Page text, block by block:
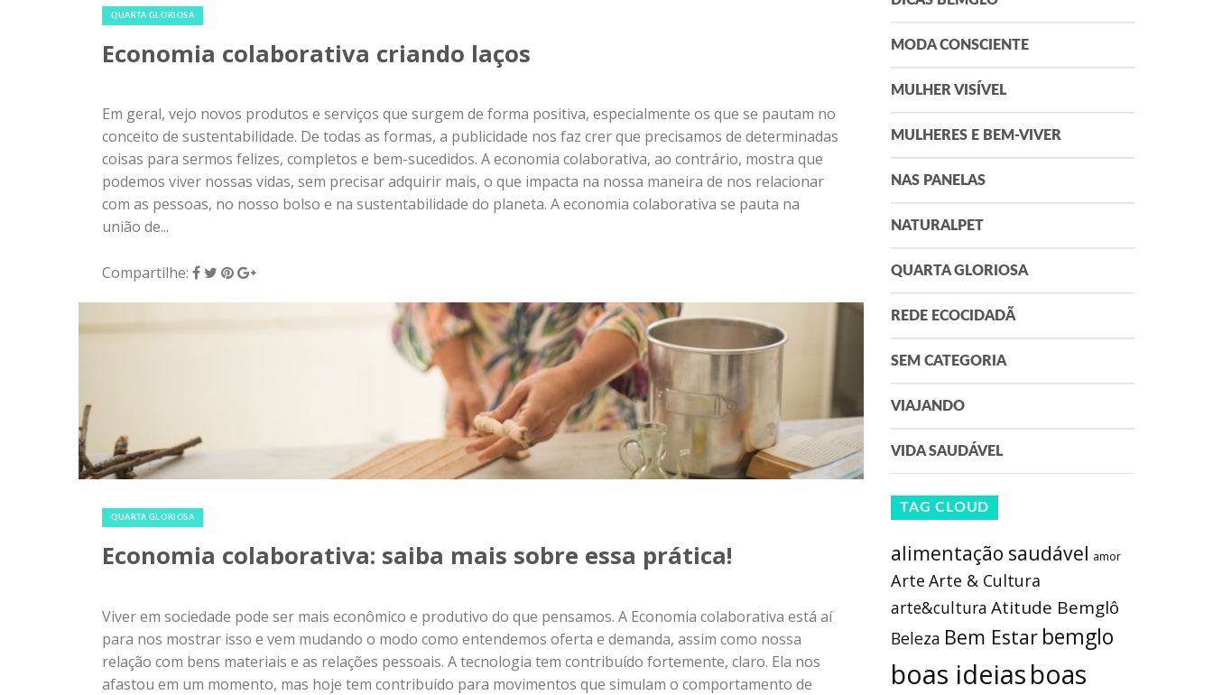
QUARTA GLORIOSA
Economia colaborativa criando laços
Em geral, vejo novos produtos e serviços que surgem de forma positiva, especialmente os que se pautam no
conceito de sustentabilidade. De todas as formas, a publicidade nos faz crer que precisamos de determinadas
coisas para sermos felizes, completos e bem-sucedidos. A economia colaborativa, ao contrário, mostra que
podemos viver nossas vidas, sem precisar adquirir mais, o que impacta na nossa maneira de nos relacionar
com as pessoas, no nosso bolso e na sustentabilidade do planeta. A economia colaborativa se pauta na
união de...
Compartilhe:
QUARTA GLORIOSA
Economia colaborativa: saiba mais sobre essa prática!
Viver em sociedade pode ser mais econômico e produtivo do que pensamos. A Economia colaborativa está aí
para nos mostrar isso e vem mudando o modo como entendemos oferta e demanda, assim como nossa
relação com bens materiais e as relações pessoais. A tecnologia tem contribuído fortemente, claro. Ela nos
afastou em um momento, mas hoje tem contribuído para movimentos que simulam o comportamento de
MODA CONSCIENTE
MULHER VISÍVEL
MULHERES E BEM-VIVER
NAS PANELAS
NATURALPET
QUARTA GLORIOSA
REDE ECOCIDADÃ
SEM CATEGORIA
VIAJANDO
VIDA SAUDÁVEL
TAG CLOUD
alimentação saudável amor
Arte Arte & Cultura
arte&cultura Atitude Bemglô
Beleza Bem Estar bemglo
boas ideiasboas